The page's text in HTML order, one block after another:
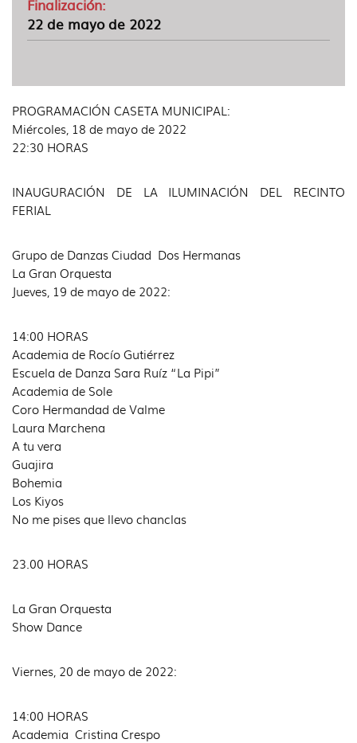
Finalización:
22 de mayo de 2022
PROGRAMACIÓN CASETA MUNICIPAL:
Miércoles, 18 de mayo de 2022
22:30 HORAS
INAUGURACIÓN DE LA ILUMINACIÓN DEL RECINTO
FERIAL
Grupo de Danzas Ciudad Dos Hermanas
La Gran Orquesta
Jueves, 19 de mayo de 2022:
14:00 HORAS
Academia de Rocío Gutiérrez
Escuela de Danza Sara Ruíz “La Pipi”
Academia de Sole
Coro Hermandad de Valme
Laura Marchena
A tu vera
Guajira
Bohemia
Los Kiyos
No me pises que llevo chanclas
23.00 HORAS
La Gran Orquesta
Show Dance
Viernes, 20 de mayo de 2022:
14:00 HORAS
Academia Cristina Crespo